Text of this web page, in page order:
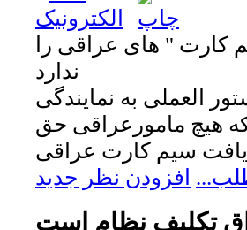
کارت " های عراقی را
ندارد
العملی به نمایندگی
که هیچ مامورعراقی حق
افزودن نظر جدید
تکلیف نظام است